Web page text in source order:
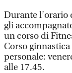
Durante
gli
un corso di
Corso
personale:
alle 17.45.